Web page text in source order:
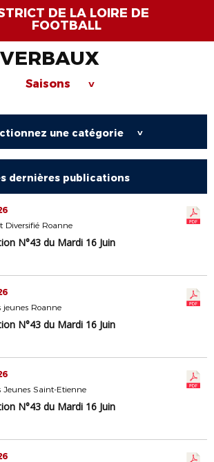
DE LA LOIRE DE
FOOTBALL
Saisons >
une catégorie >
dernières publications
Diversifié Roanne
N°43 du Mardi 16 Juin
jeunes Roanne
N°43 du Mardi 16 Juin
Jeunes Saint-Etienne
N°43 du Mardi 16 Juin